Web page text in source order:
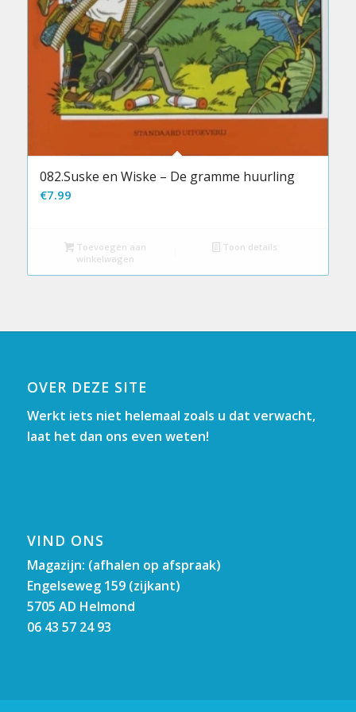
082.Suske en Wiske – De gramme huurling
€7.99
Toevoegen aan
winkelwagen
Toon details
OVER DEZE SITE
Werkt iets niet helemaal zoals u dat verwacht,
laat het dan ons even weten!
VIND ONS
Magazijn: (afhalen op afspraak)
Engelseweg 159 (zijkant)
5705 AD Helmond
06 43 57 24 93